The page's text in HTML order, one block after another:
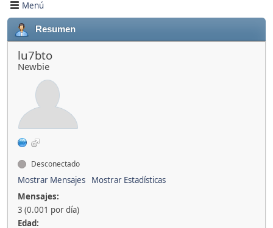
Menú
Resumen
lu7bto
Newbie
Desconectado
Mostrar Mensajes
Mostrar Estadísticas
Mensajes:
3 (0.001 por día)
Edad: